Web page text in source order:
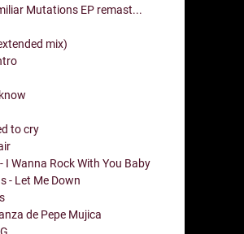
Mutations EP remast...
mix)
to cry
I Wanna Rock With You Baby
- Let Me Down
de Pepe Mujica